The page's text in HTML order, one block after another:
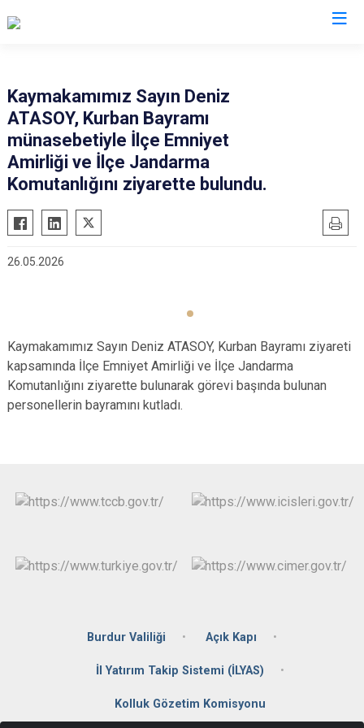
Ağlasun
Altınyayla
Bucak
Çeltikçi
Gölhisar
Karamanlı
Kemer
Kaymakamımız Sayın Deniz
ATASOY, Kurban Bayramı
münasebetiyle İlçe Emniyet
Amirliği ve İlçe Jandarma
Komutanlığını ziyarette bulundu.
26.05.2026
Kaymakamımız Sayın Deniz ATASOY, Kurban Bayramı ziyareti
kapsamında İlçe Emniyet Amirliği ve İlçe Jandarma
Komutanlığını ziyarette bulunarak görevi başında bulunan
personellerin bayramını kutladı.
Burdur Valiliği Açık Kapı
İl Yatırım Takip Sistemi (İLYAS)
Kolluk Gözetim Komisyonu